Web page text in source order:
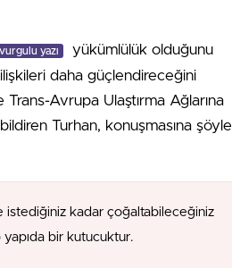
yazı
yükümlülük olduğunu
daha güçlendireceğini
Trans-Avrupa Ulaştırma Ağlarına
Turhan, konuşmasına şöyle
istediğiniz kadar çoğaltabileceğiniz
yapıda bir kutucuktur.